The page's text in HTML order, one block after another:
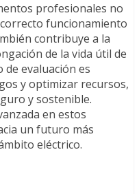
profesionales no
funcionamiento
contribuye a la
de la vida útil de
evaluación es
y optimizar recursos,
y sostenible.
en estos
un futuro más
eléctrico.